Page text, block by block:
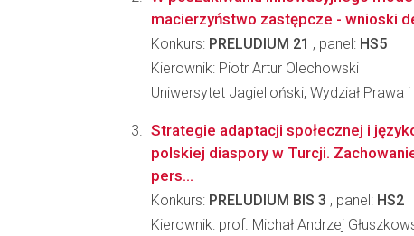
macierzyństwo zastępcze - wnioski
Konkurs: PRELUDIUM 21 , panel: HS5
Kierownik: Piotr Artur Olechowski
Uniwersytet Jagielloński, Wydział Prawa
Strategie adaptacji społecznej i
polskiej diaspory w Turcji.
pers...
Konkurs: PRELUDIUM BIS 3 , panel: HS2
Kierownik: prof. Michał Andrzej